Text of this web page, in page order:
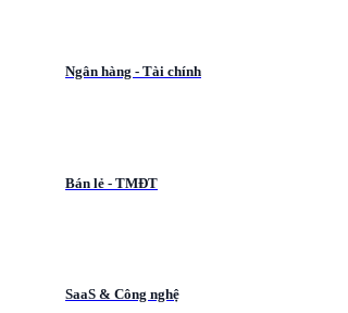
Ngân hàng - Tài chính
Bán lẻ - TMĐT
SaaS & Công nghệ